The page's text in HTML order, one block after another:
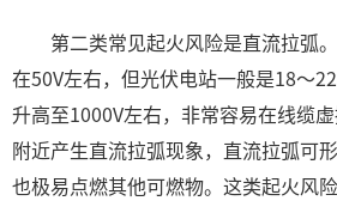
第二类常见起火风险是直流拉弧
在50V左右，但光伏电站一般是18～
升高至1000V左右，非常容易在线缆
附近产生直流拉弧现象，直流拉弧可
也极易点燃其他可燃物。这类起火风